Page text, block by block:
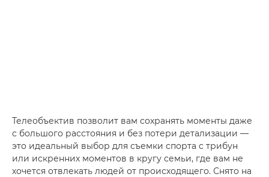
Телеобъектив позволит вам сохранять моменты даже
с большого расстояния и без потери детализации —
это идеальный выбор для съемки спорта с трибун
или искренних моментов в кругу семьи, где вам не
хочется отвлекать людей от происходящего. Снято на